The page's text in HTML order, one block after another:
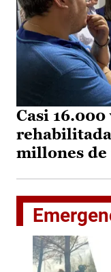
Casi
millones